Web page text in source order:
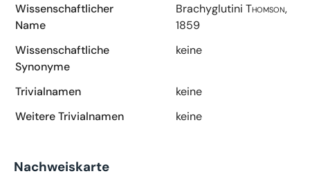
Wissenschaftlicher
Name
Brachyglutini Thomson,
1859
Wissenschaftliche
Synonyme
keine
Trivialnamen
keine
Weitere Trivialnamen
keine
Nachweiskarte